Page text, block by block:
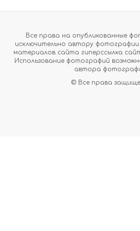
Все права на опубликованные
исключительно автору
материалов сайта гиперссылка
Использование фотографий
автора
© Все права